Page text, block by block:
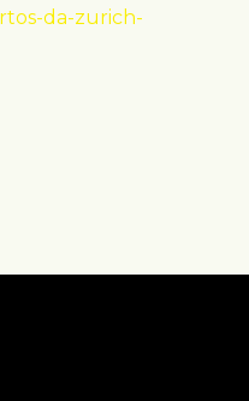
da-zurich-